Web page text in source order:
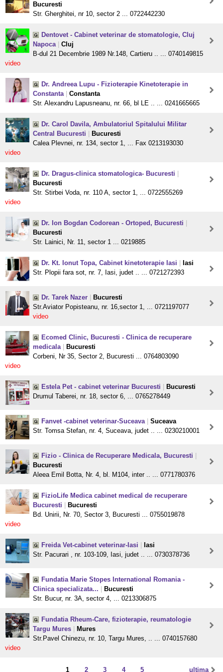
Bucuresti
Str. Gherghitei, nr 10, sector 2 ... 0722442230
Dentovet - Cabinet veterinar de stomatologie, Cluj
Napoca
Cluj
B-dul 21 Decembrie 1989 Nr.148, Cartieru .. ... 0740149815
video
Dr. Andreea Lupu - Fizioterapie Kinetoterapie in
Constanta
Constanta
Str. Alexandru Lapusneanu, nr. 66, bl LE .. ... 0241665665
Dr. Carol Davila, Ambulatoriul Spitalului Militar
Central Bucuresti
Bucuresti
Calea Plevnei, nr. 134, sector 1, ... Fax 0213193030
video
Dr. Dragus-clinica stomatologica- Bucuresti
Bucuresti
Str. Stirbei Voda, nr. 110 A, sector 1, ... 0722555269
video
Dr. Ion Bogdan Codorean - Ortoped, Bucuresti
Bucuresti
Str. Lainici, Nr. 11, sector 1 ... 0219885
Dr. Kt. Ionut Topa, Cabinet kinetoterapie Iasi
Iasi
Str. Plopii fara sot, nr. 7, Iasi, judet .. ... 0721272393
Dr. Tarek Nazer
Bucuresti
Str.Aviator Popisteanu, nr. 16,sector 1, ... 0721197077
video
Ecomed Clinic, Bucuresti - Clinica de recuperare
medicala
Bucuresti
Corbeni, Nr 35, Sector 2, Bucuresti ... 0764803090
video
Estela Pet - cabinet veterinar Bucuresti
Bucuresti
Drumul Taberei, nr. 18, sector 6, ... 0765278449
Fanvet -cabinet veterinar-Suceava
Suceava
Str. Tomsa Stefan, nr. 4, Suceava, judet .. ... 0230210001
Fizio - Clinica de Recuperare Medicala, Bucuresti
Bucuresti
Aleea Emil Botta, Nr. 4, bl. M104, inter .. ... 0771780376
FizioLife Medica cabinet medical de recuperare
Bucuresti
Bucuresti
Bd. Unirii, Nr. 70, Sector 3, Bucuresti ... 0755019878
video
Freida Vet-cabinet veterinar-Iasi
Iasi
Str. Pacurari , nr. 103-109, Iasi, judet .. ... 0730378736
Fundatia Marie Stopes International Romania -
Clinica specializata...
Bucuresti
Str. Bucur, nr. 3A, sector 4, ... 0213306875
Fundatia Rheum-Care, fizioterapie, reumatologie
Targu Mures
Mures
Str.Pavel Chinezu, nr. 10, Targu Mures, .. ... 0740157680
video
ultima
1 2 3 4 5